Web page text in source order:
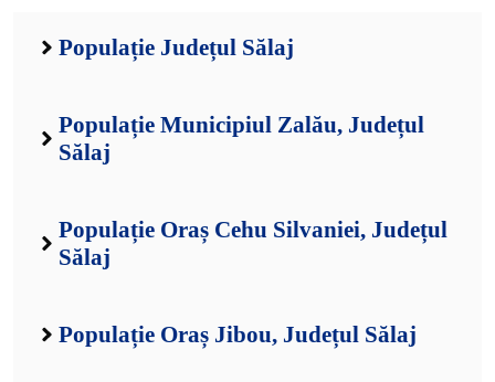
Populație Județul Sălaj
Populație Municipiul Zalău, Județul
Sălaj
Populație Oraș Cehu Silvaniei, Județul
Sălaj
Populație Oraș Jibou, Județul Sălaj